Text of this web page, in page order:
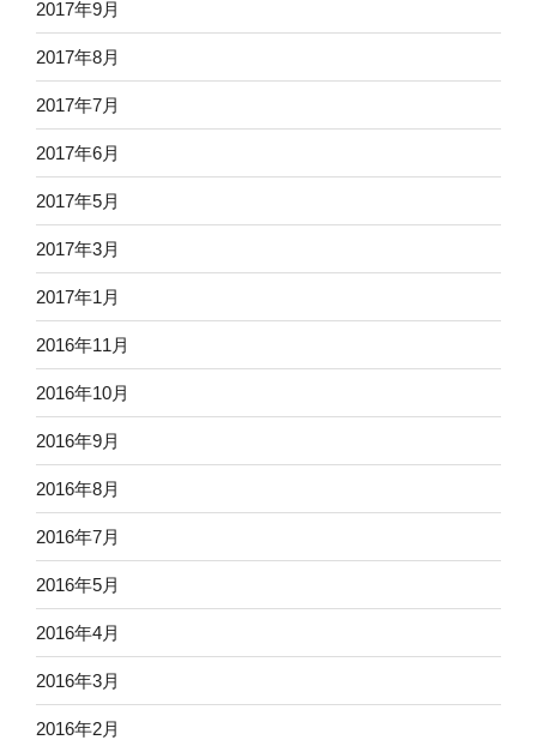
2017年9月
2017年8月
2017年7月
2017年6月
2017年5月
2017年3月
2017年1月
2016年11月
2016年10月
2016年9月
2016年8月
2016年7月
2016年5月
2016年4月
2016年3月
2016年2月